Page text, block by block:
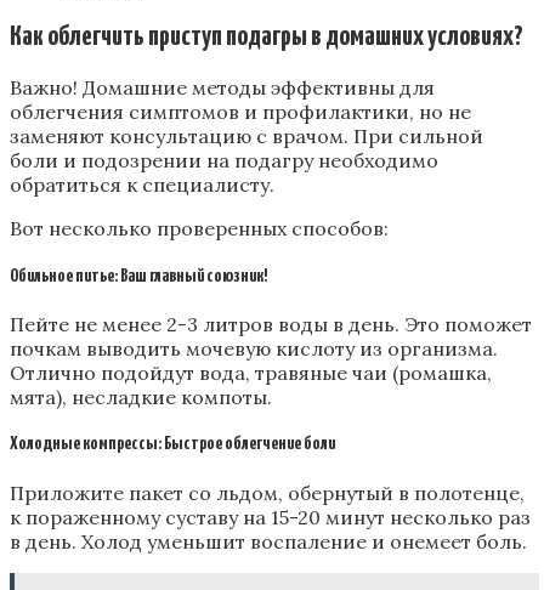
Как облегчить приступ подагры в домашних условиях?
Важно! Домашние методы эффективны для
облегчения симптомов и профилактики, но не
заменяют консультацию с врачом. При сильной
боли и подозрении на подагру необходимо
обратиться к специалисту.
Вот несколько проверенных способов:
Обильное питье: Ваш главный союзник!
Пейте не менее 2-3 литров воды в день. Это поможет
почкам выводить мочевую кислоту из организма.
Отлично подойдут вода, травяные чаи (ромашка,
мята), несладкие компоты.
Холодные компрессы: Быстрое облегчение боли
Приложите пакет со льдом, обернутый в полотенце,
к пораженному суставу на 15-20 минут несколько раз
в день. Холод уменьшит воспаление и онемеет боль.